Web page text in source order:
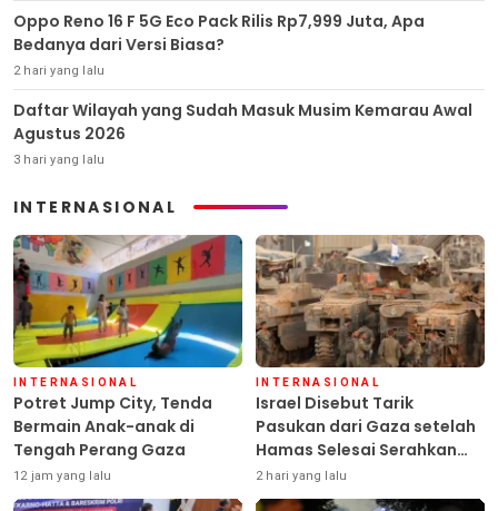
Oppo Reno 16 F 5G Eco Pack Rilis Rp7,999 Juta, Apa
Bedanya dari Versi Biasa?
2 hari yang lalu
Daftar Wilayah yang Sudah Masuk Musim Kemarau Awal
Agustus 2026
3 hari yang lalu
INTERNASIONAL
INTERNASIONAL
Potret Jump City, Tenda
Bermain Anak-anak di
Tengah Perang Gaza
12 jam yang lalu
INTERNASIONAL
Israel Disebut Tarik
Pasukan dari Gaza setelah
Hamas Selesai Serahkan
Senjata
2 hari yang lalu